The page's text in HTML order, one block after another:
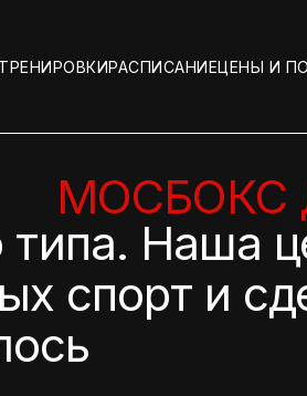
ТРЕНИРОВКИРАСПИСАНИЕЦЕНЫ И
типа. Наша
спорт и
МОСБОКС